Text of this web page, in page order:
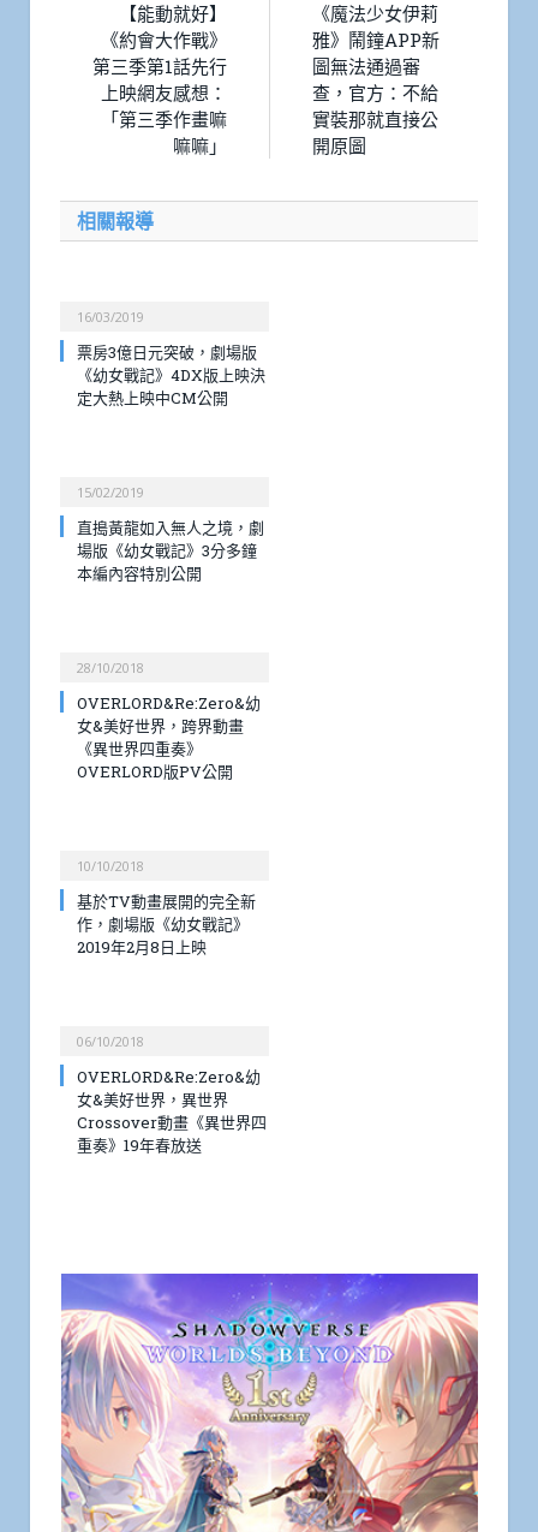
【能動就好】
《約會大作戰》
第三季第1話先行
上映網友感想：
「第三季作畫嘛
嘛嘛」
《魔法少女伊莉
雅》鬧鐘APP新
圖無法通過審
查，官方：不給
實裝那就直接公
開原圖
相關報導
16/03/2019
票房3億日元突破，劇場版
《幼女戰記》4DX版上映決
定大熱上映中CM公開
15/02/2019
直搗黃龍如入無人之境，劇
場版《幼女戰記》3分多鐘
本編內容特別公開
28/10/2018
OVERLORD&Re:Zero&幼
女&美好世界，跨界動畫
《異世界四重奏》
OVERLORD版PV公開
10/10/2018
基於TV動畫展開的完全新
作，劇場版《幼女戰記》
2019年2月8日上映
06/10/2018
OVERLORD&Re:Zero&幼
女&美好世界，異世界
Crossover動畫《異世界四
重奏》19年春放送